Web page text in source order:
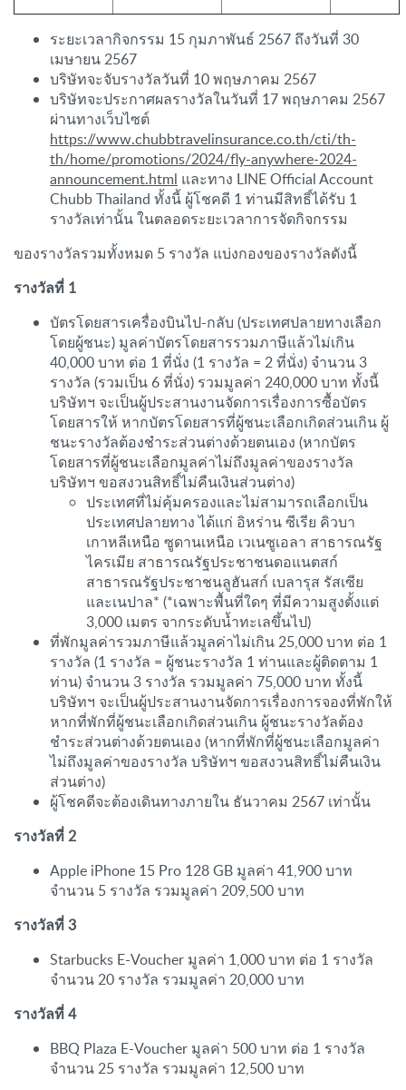
ระยะเวลากิจกรรม 15 กุมภาพันธ์ 2567 ถึงวันที่ 30
เมษายน 2567
บริษัทจะจับรางวัลวันที่ 10 พฤษภาคม 2567
บริษัทจะประกาศผลรางวัลในวันที่ 17 พฤษภาคม 2567
ผ่านทางเว็บไซต์
https://www.chubbtravelinsurance.co.th/cti/th-
th/home/promotions/2024/fly-anywhere-2024-
announcement.html และทาง LINE Official Account
Chubb Thailand ทั้งนี้ ผู้โชคดี 1 ท่านมีสิทธิ์ได้รับ 1
รางวัลเท่านั้น ในตลอดระยะเวลาการจัดกิจกรรม
ของรางวัลรวมทั้งหมด 5 รางวัล แบ่งกองของรางวัลดังนี้
รางวัลที่ 1
บัตรโดยสารเครื่องบินไป-กลับ (ประเทศปลายทางเลือก
โดยผู้ชนะ) มูลค่าบัตรโดยสารรวมภาษีแล้วไม่เกิน
40,000 บาท ต่อ 1 ที่นั่ง (1 รางวัล = 2 ที่นั่ง) จำนวน 3
รางวัล (รวมเป็น 6 ที่นั่ง) รวมมูลค่า 240,000 บาท ทั้งนี้
บริษัทฯ จะเป็นผู้ประสานงานจัดการเรื่องการซื้อบัตร
โดยสารให้ หากบัตรโดยสารที่ผู้ชนะเลือกเกิดส่วนเกิน ผู้
ชนะรางวัลต้องชำระส่วนต่างด้วยตนเอง (หากบัตร
โดยสารที่ผู้ชนะเลือกมูลค่าไม่ถึงมูลค่าของรางวัล
บริษัทฯ ขอสงวนสิทธิ์ไม่คืนเงินส่วนต่าง)
ประเทศที่ไม่คุ้มครองและไม่สามารถเลือกเป็น
ประเทศปลายทาง ได้แก่ อิหร่าน ซีเรีย คิวบา
เกาหลีเหนือ ซูดานเหนือ เวเนซูเอลา สาธารณรัฐ
ไครเมีย สาธารณรัฐประชาชนดอแนตสก์
สาธารณรัฐประชาชนลูฮันสก์ เบลารุส รัสเซีย
และเนปาล* (*เฉพาะพื้นที่ใดๆ ที่มีความสูงตั้งแต่
3,000 เมตร จากระดับน้ำทะเลขึ้นไป)
ที่พักมูลค่ารวมภาษีแล้วมูลค่าไม่เกิน 25,000 บาท ต่อ 1
รางวัล (1 รางวัล = ผู้ชนะรางวัล 1 ท่านและผู้ติดตาม 1
ท่าน) จำนวน 3 รางวัล รวมมูลค่า 75,000 บาท ทั้งนี้
บริษัทฯ จะเป็นผู้ประสานงานจัดการเรื่องการจองที่พักให้
หากที่พักที่ผู้ชนะเลือกเกิดส่วนเกิน ผู้ชนะรางวัลต้อง
ชำระส่วนต่างด้วยตนเอง (หากที่พักที่ผู้ชนะเลือกมูลค่า
ไม่ถึงมูลค่าของรางวัล บริษัทฯ ขอสงวนสิทธิ์ไม่คืนเงิน
ส่วนต่าง)
ผู้โชคดีจะต้องเดินทางภายใน ธันวาคม 2567 เท่านั้น
รางวัลที่ 2
Apple iPhone 15 Pro 128 GB มูลค่า 41,900 บาท
จำนวน 5 รางวัล รวมมูลค่า 209,500 บาท
รางวัลที่ 3
Starbucks E-Voucher มูลค่า 1,000 บาท ต่อ 1 รางวัล
จำนวน 20 รางวัล รวมมูลค่า 20,000 บาท
รางวัลที่ 4
BBQ Plaza E-Voucher มูลค่า 500 บาท ต่อ 1 รางวัล
จำนวน 25 รางวัล รวมมูลค่า 12,500 บาท